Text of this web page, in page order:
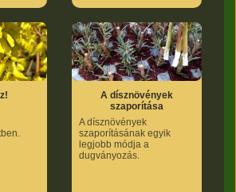
A dísznövények
szaporítása
A dísznövények
szaporításának egyik
legjobb módja a
dugványozás.